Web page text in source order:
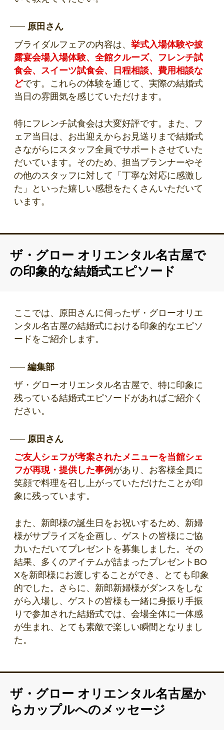
原田さん
ブライダルフェアの内容は、 挙式入場体験や披
露宴会場入場体験、全館クルーズ、フレンチ試
食会、スイーツ試食会、日程相談、費用相談な
どです。これらの体験を通じて、実際の結婚式
当日の雰囲気を感じていただけます。
特にフレンチ試食会は大変好評です。また、フ
ェア当日は、お出迎えからお見送りまで結婚式
さながらにスタッフ全員でサポートさせていた
だいています。そのため、担当プランナーやそ
の他のスタッフに対して「丁寧な対応に感激し
た」といった嬉しい感想をたくさんいただいて
います。
ザ・グロー オリエンタル名古屋で
の印象的な結婚式エピソード
ここでは、原田さんに伺ったザ・グローオリエ
ンタル名古屋の結婚式における印象的なエピソ
ードをご紹介します。
編集部
ザ・グローオリエンタル名古屋で、特に印象に
残っている結婚式エピソードがあればご紹介く
ださい。
原田さん
ご友人シェフが考案されたメニューを当館シェ
フが再現・提供した事例 があり、お客様全員に
笑顔で料理を召し上がっていただけたことが印
象に残っています。
また、新郎様の誕生日をお祝いするため、新婦
様がサプライズを企画し、ゲストの皆様にご協
力いただいてプレゼントを募集しました。その
結果、多くのアイテムが詰まったプレゼントBO
Xを新郎様にお渡しすることができ、とても印象
的でした。さらに、新郎新婦様がダンスをしな
がら入場し、ゲストの皆様も一緒に身振り手振
りで参加された結婚式では、会場全体に一体感
が生まれ、とても素敵で楽しい瞬間となりまし
た。
ザ・グロー オリエンタル名古屋か
らカップルへのメッセージ